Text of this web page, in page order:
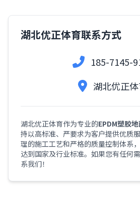
湖北优正体育联系方式
185-7145-
湖北优正
湖北优正体育作为专业的EPDM塑胶
持以高标准、严要求为客户提供优质
理的施工工艺和严格的质量控制体系
达到国家及行业标准。如果您有任何
系我们！